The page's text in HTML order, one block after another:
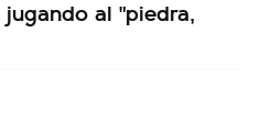
al "piedra,